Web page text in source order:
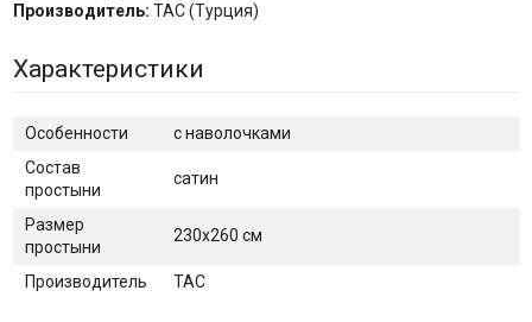
Производитель: TAC (Турция)
Характеристики
Особенности
с наволочками
Состав
простыни
сатин
Размер
простыни
230х260 см
Производитель TAC